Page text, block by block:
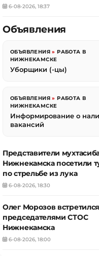
6-08-2026, 18:37
Объявления
ОБЪЯВЛЕНИЯ »РАБОТА В
НИЖНЕКАМСКЕ
Уборщики (-цы)
ОБЪЯВЛЕНИЯ »РАБОТА В
НИЖНЕКАМСКЕ
Информирование о
вакансий
Представители
Нижнекамска посетили
по стрельбе из лука
6-08-2026, 18:30
Олег Морозов
председателями СТОС
Нижнекамска
6-08-2026, 18:00